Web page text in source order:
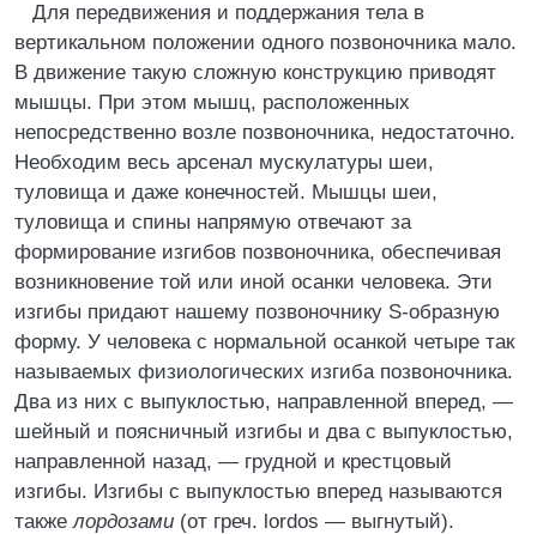
Для передвижения и поддержания тела в
вертикальном положении одного позвоночника мало.
В движение такую сложную конструкцию приводят
мышцы. При этом мышц, расположенных
непосредственно возле позвоночника, недостаточно.
Необходим весь арсенал мускулатуры шеи,
туловища и даже конечностей. Мышцы шеи,
туловища и спины напрямую отвечают за
формирование изгибов позвоночника, обеспечивая
возникновение той или иной осанки человека. Эти
изгибы придают нашему позвоночнику S-образную
форму. У человека с нормальной осанкой четыре так
называемых физиологических изгиба позвоночника.
Два из них с выпуклостью, направленной вперед, —
шейный и поясничный изгибы и два с выпуклостью,
направленной назад, — грудной и крестцовый
изгибы. Изгибы с выпуклостью вперед называются
такжелордозами (от греч. lordos — выгнутый).